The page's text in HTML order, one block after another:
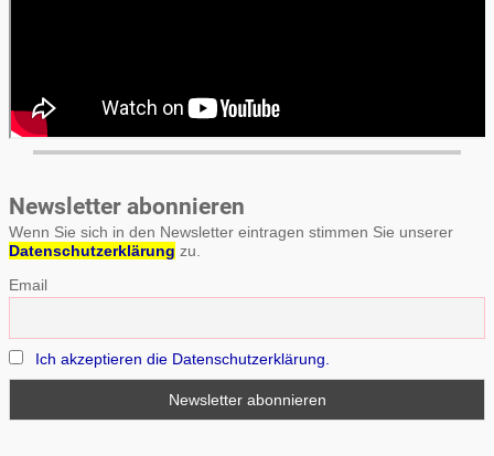
Newsletter abonnieren
Wenn Sie sich in den Newsletter eintragen stimmen Sie unserer
Datenschutzerklärung zu.
Email
Ich akzeptieren die Datenschutzerklärung.